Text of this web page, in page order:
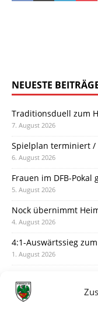
NEUESTE
Traditionsduell zum
7. August 2026
Spielplan terminiert /
6. August 2026
Frauen im DFB-Pokal
5. August 2026
Nock übernimmt
4. August 2026
4:1-Auswärtssieg
1. August 2026
31. Juli 2026